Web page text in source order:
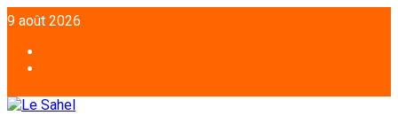
Aller
au
contenu
9 août 2026